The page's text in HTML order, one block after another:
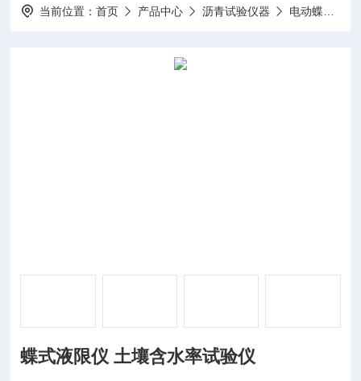
当前位置：首页 产品中心 沥青试验仪器 电动蝶式液限仪
蝶式液限仪 土壤含水率试验仪